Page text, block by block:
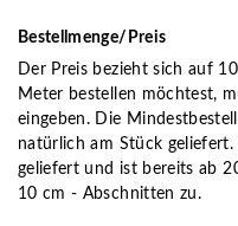
Bestellmenge/Preis
Der Preis bezieht sich auf
Meter bestellen möchtest,
eingeben. Die
natürlich am Stück
geliefert und ist bereits ab
10 cm - Abschnitten zu.